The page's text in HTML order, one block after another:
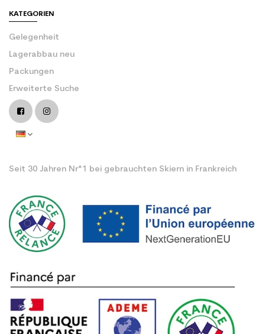
KATEGORIEN
Gelegenheit
Lagerabbau neu
Packungen
Erweiterte Suche
Seit 30 Jahren Nr°1 bei gebrauchten Skiern in Frankreich